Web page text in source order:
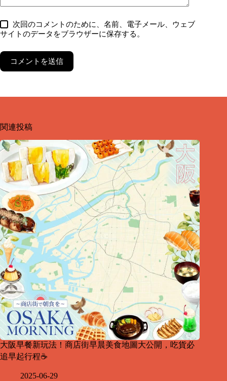
次回のコメントのために、名前、電子メール、ウェブ
サイトのデータをブラウザーに保存する。
コメントを送信
関連投稿
大阪早餐新玩法！商店街早晨美食地圖大公開，吃貨必
追早起行程☕
2025-06-29